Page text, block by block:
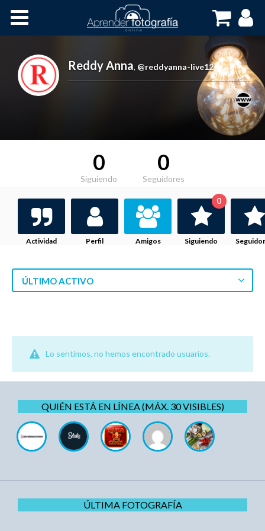
Cursos OnLine
Reddy Anna, @reddyanna-live12
0
Siguiendo
0
Seguidores
Actividad Perfil Amigos Siguiendo
0
ÚLTIMO ACTIVO
Lo sentimos, no hemos encontrado usuarios.
QUIÉN ESTÁ EN LÍNEA (MÁX. 30 VISIBLES)
ÚLTIMA FOTOGRAFÍA